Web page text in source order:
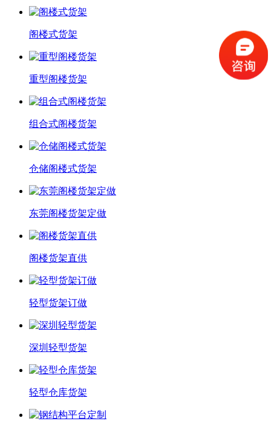
阁楼式货架
重型阁楼货架
组合式阁楼货架
仓储阁楼式货架
东莞阁楼货架定做
阁楼货架直供
轻型货架订做
深圳轻型货架
轻型仓库货架